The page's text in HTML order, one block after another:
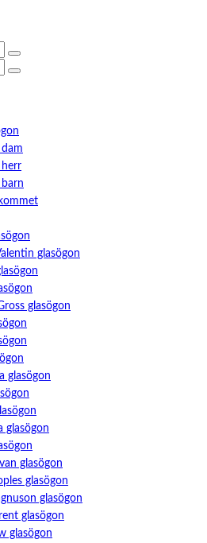
herr
glasögon
glasögon
glasögon
glasögon
glasögon
glasögon
glasögon
glasögon
glasögon